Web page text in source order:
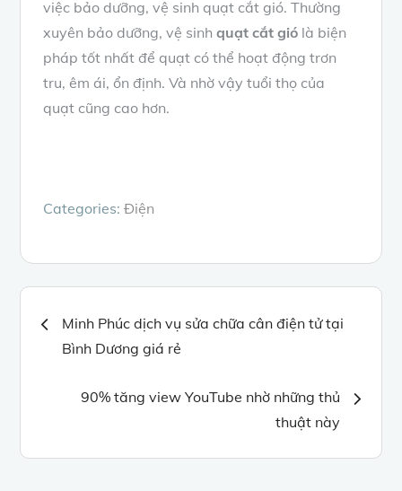
việc bảo dưỡng, vệ sinh quạt cắt gió. Thường
xuyên bảo dưỡng, vệ sinhquạt cắt gió là biện
pháp tốt nhất để quạt có thể hoạt động trơn
tru, êm ái, ổn định. Và nhờ vậy tuổi thọ của
quạt cũng cao hơn.
Categories:Điện
Điều
hướng
viết
Minh Phúc dịch vụ sửa chữa cân điện tử tại
Bình Dương giá rẻ
90% tăng view YouTube nhờ những thủ
thuật này